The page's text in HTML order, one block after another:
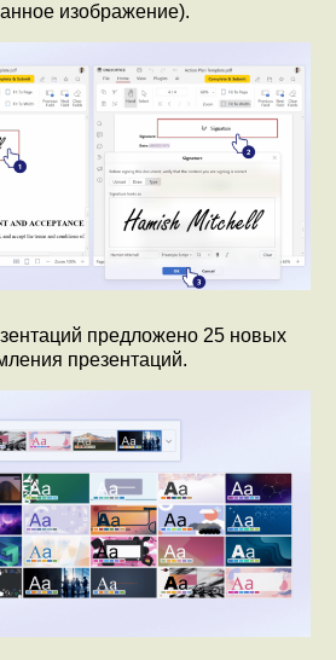
изображение).
предложено 25 новых
презентаций.